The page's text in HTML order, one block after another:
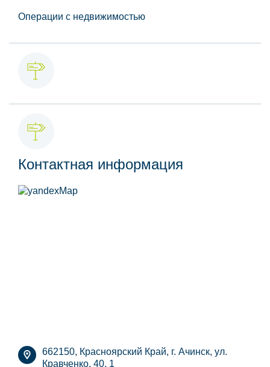
Операции с недвижимостью
Контактная информация
662150, Красноярский Край, г. Ачинск, ул.
Кравченко, 40, 1